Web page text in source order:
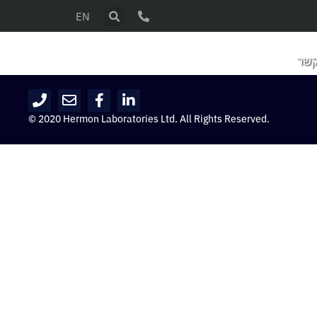
EN
© 2020 Hermon Laboratories Ltd. All Rights Reserved.